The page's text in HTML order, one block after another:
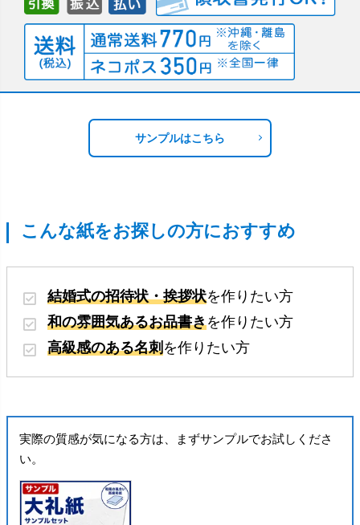
サンプルはこちら
こんな紙をお探しの方におすすめ
結婚式の招待状・挨拶状を作りたい方
和の雰囲気あるお品書きを作りたい方
高級感のある名刺を作りたい方
実際の質感が気になる方は、まずサンプルでお試しくださ
い。